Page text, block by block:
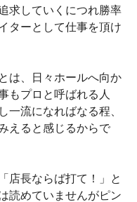
求していくにつれ勝率
ターとして仕事を頂け
は、日々ホールへ向か
もプロと呼ばれる人
一流になればなる程、
えると感じるからで
店長ならば打て！」と
読めていませんがピン